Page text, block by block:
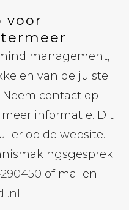
voor
management,
van de juiste
contact op
informatie. Dit
op de website.
of mailen